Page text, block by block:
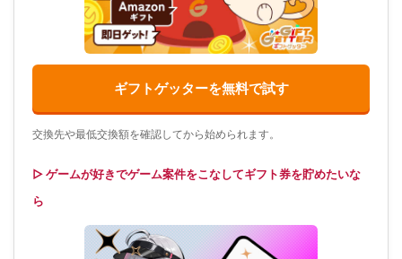
ギフトゲッターを無料で試す
交換先や最低交換額を確認してから始められます。
▷ ゲームが好きでゲーム案件をこなしてギフト券を貯めたいな
ら